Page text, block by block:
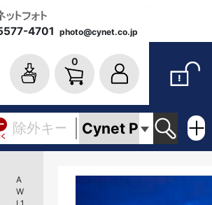
4701 photo@cynet.co.jp
0
A
W
L1